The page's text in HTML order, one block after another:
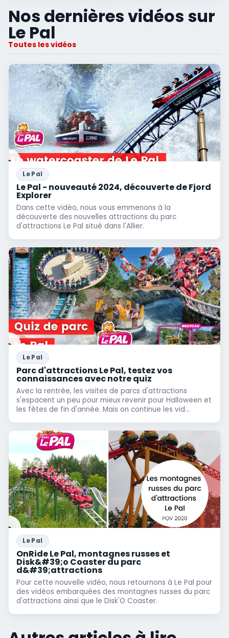
Nos dernières vidéos sur
Le Pal
Toutes les vidéos
Le Pal
Le Pal - nouveauté 2024, découverte de Fjord
Explorer
Dans cette vidéo, nous vous emmenons à la
découverte des nouvelles attractions du parc
d'attractions Le Pal situé dans l'Allier.
Le Pal
Parc d'attractions Le Pal, testez vos
connaissances avec notre quiz
Avec la rentrée, les visites de parcs d'attractions
s'espacent un peu pour mieux revenir pour Halloween et
les fêtes de fin d'année. Mais on continue les vid...
Le Pal
OnRide Le Pal, montagnes russes et
Disk&#39;o Coaster du parc
d&#39;attractions
Pour cette nouvelle vidéo, nous retournons à Le Pal pour
des vidéos embarquées des montagnes russes du parc
d'attractions ainsi que le Disk'O Coaster.